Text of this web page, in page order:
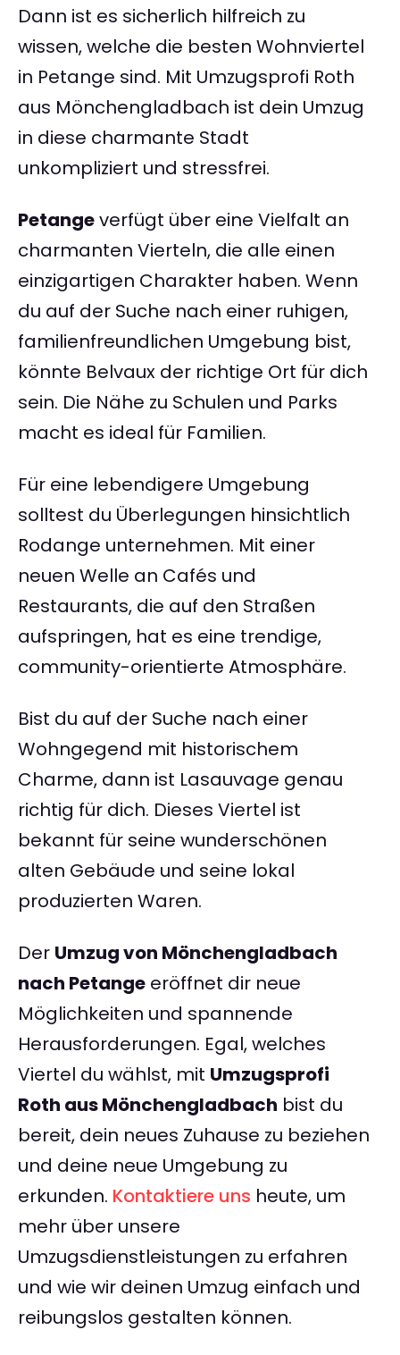
Dann ist es sicherlich hilfreich zu
wissen, welche die besten Wohnviertel
in Petange sind. Mit Umzugsprofi Roth
aus Mönchengladbach ist dein Umzug
in diese charmante Stadt
unkompliziert und stressfrei.
Petangeverfügt über eine Vielfalt an
charmanten Vierteln, die alle einen
einzigartigen Charakter haben. Wenn
du auf der Suche nach einer ruhigen,
familienfreundlichen Umgebung bist,
könnte Belvaux der richtige Ort für dich
sein. Die Nähe zu Schulen und Parks
macht es ideal für Familien.
Für eine lebendigere Umgebung
solltest du Überlegungen hinsichtlich
Rodange unternehmen. Mit einer
neuen Welle an Cafés und
Restaurants, die auf den Straßen
aufspringen, hat es eine trendige,
community-orientierte Atmosphäre.
Bist du auf der Suche nach einer
Wohngegend mit historischem
Charme, dann ist Lasauvage genau
richtig für dich. Dieses Viertel ist
bekannt für seine wunderschönen
alten Gebäude und seine lokal
produzierten Waren.
Der Umzug von Mönchengladbach
nach Petange eröffnet dir neue
Möglichkeiten und spannende
Herausforderungen. Egal, welches
Viertel du wählst, mit Umzugsprofi
Roth aus Mönchengladbach bist du
bereit, dein neues Zuhause zu beziehen
und deine neue Umgebung zu
erkunden. Kontaktiere uns heute, um
mehr über unsere
Umzugsdienstleistungen zu erfahren
und wie wir deinen Umzug einfach und
reibungslos gestalten können.